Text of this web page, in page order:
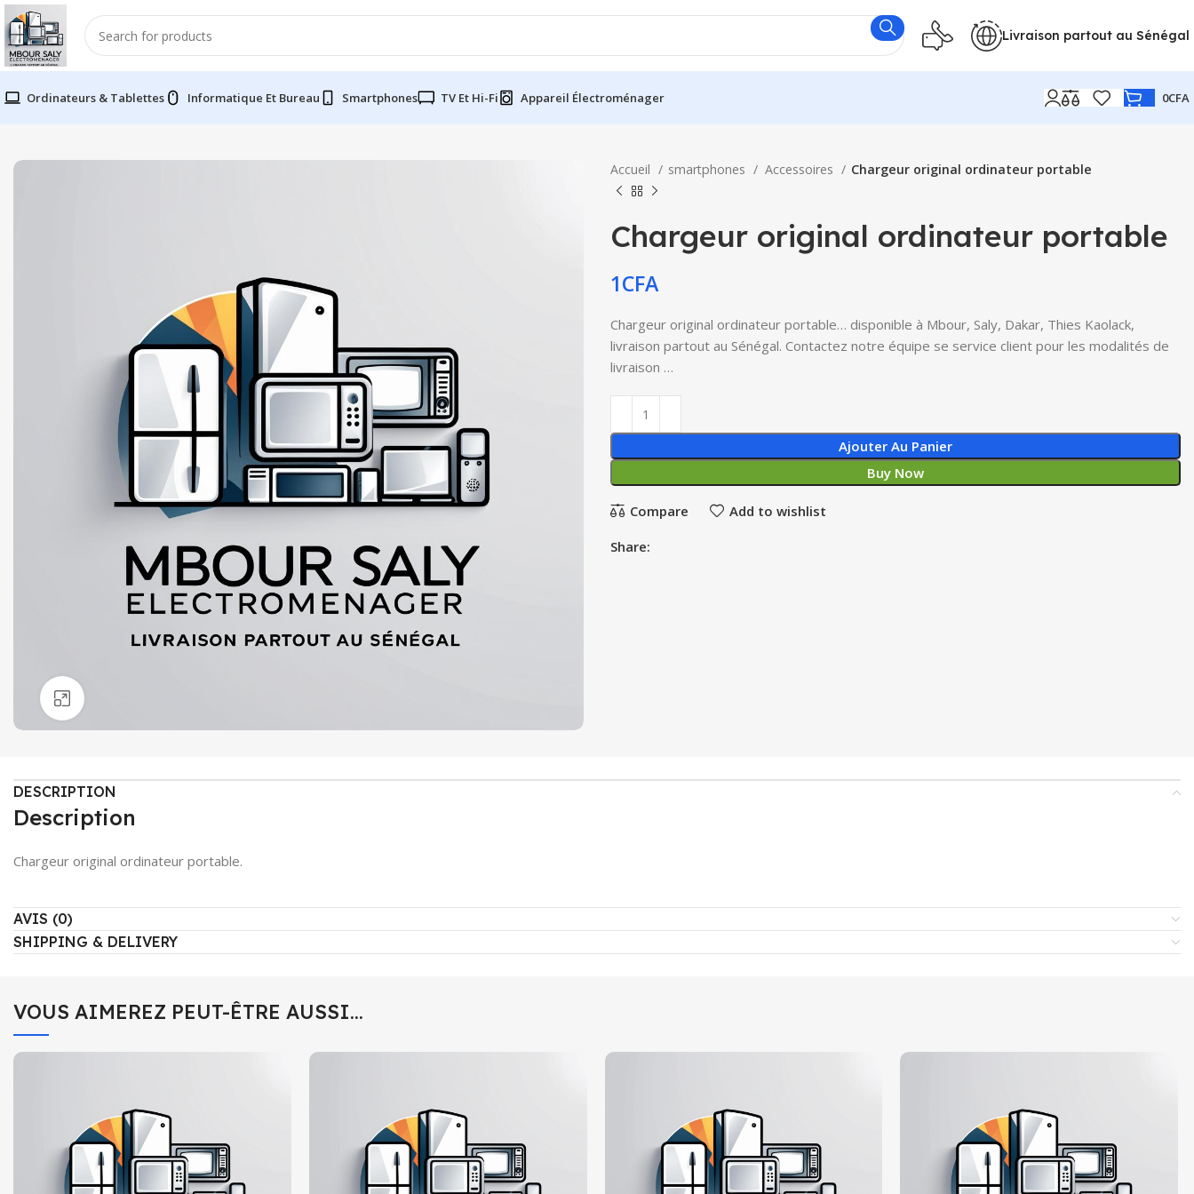
Livraison partout au Sénégal
Ordinateurs & Tablettes Informatique Et Bureau Smartphones TV Et Hi-Fi Appareil Électroménager 0CFA
Accueil smartphones Accessoires Chargeur original ordinateur portable
Chargeur original ordinateur portable
1CFA
Chargeur original ordinateur portable… disponible à Mbour, Saly, Dakar, Thies Kaolack,
livraison partout au Sénégal. Contactez notre équipe se service client pour les modalités de
livraison …
Ajouter Au Panier
Buy Now
Compare Add to wishlist
Share:
DESCRIPTION
Description
Chargeur original ordinateur portable.
AVIS (0)
SHIPPING & DELIVERY
VOUS AIMEREZ PEUT-ÊTRE AUSSI…